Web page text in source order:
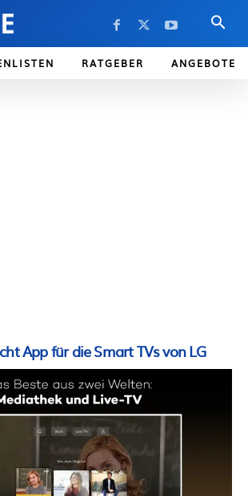
RATGEBER ANGEBOTE
App für die Smart TVs von LG